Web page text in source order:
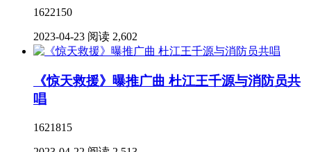
1622150
2023-04-23 阅读 2,602
《惊天救援》曝推广曲 杜江王千源与消防员共
唱
1621815